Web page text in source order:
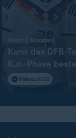
Sport | Bolzplatz
Kann das DFB-
K.o.-Phase
Video 14:08